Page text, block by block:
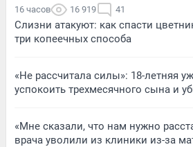
16 часов 16 919 41
Слизни атакуют: как спасти
три копеечных способа
«Не рассчитала силы»: 18-летняя
успокоить трехмесячного сына и
«Мне сказали, что нам нужно
врача уволили из клиники из-за